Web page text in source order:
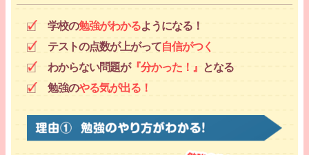
学校の勉強がわかるようになる！
テストの点数が上がって自信がつく
わからない問題が『分かった！』 となる
勉強のやる気が出る！